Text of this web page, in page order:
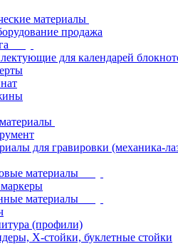
материалы
продажа
для календарей
для гравировки (механика-
материалы
материалы
(профили)
Х-стойки, буклетные стойки